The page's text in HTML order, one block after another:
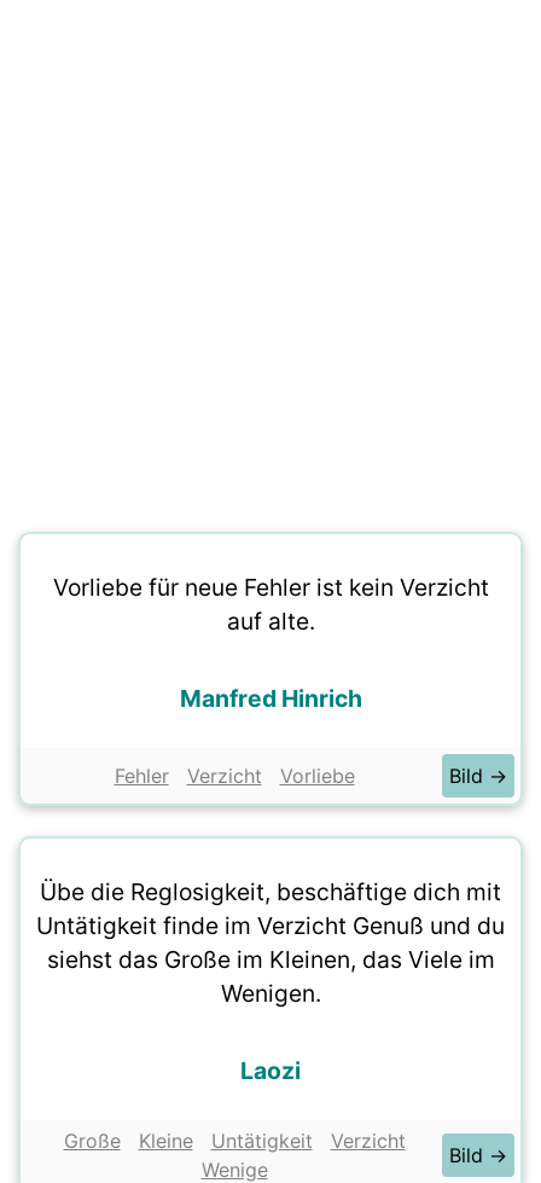
Vorliebe für neue Fehler ist kein Verzicht
auf alte.
Manfred Hinrich
Fehler Verzicht Vorliebe Bild →
Übe die Reglosigkeit, beschäftige dich mit
Untätigkeit finde im Verzicht Genuß und du
siehst das Große im Kleinen, das Viele im
Wenigen.
Laozi
Große Kleine Untätigkeit
Verzicht
Wenige
Bild →